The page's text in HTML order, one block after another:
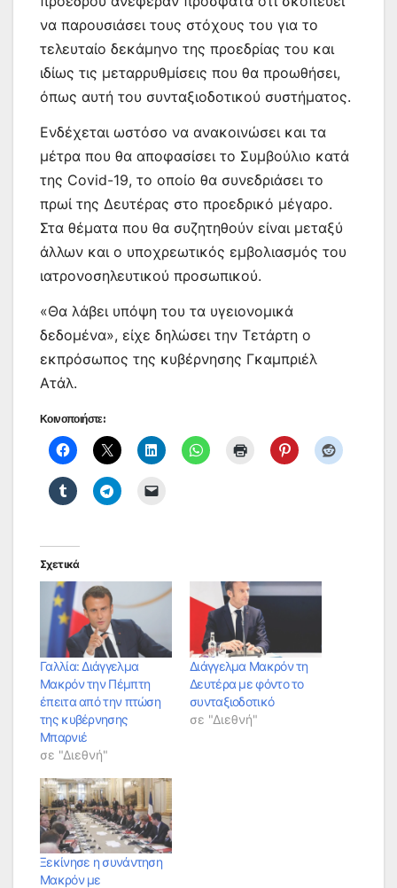
να παρουσιάσει τους στόχους του για το
τελευταίο δεκάμηνο της προεδρίας του και
ιδίως τις μεταρρυθμίσεις που θα προωθήσει,
όπως αυτή του συνταξιοδοτικού συστήματος.
Ενδέχεται ωστόσο να ανακοινώσει και τα
μέτρα που θα αποφασίσει το Συμβούλιο κατά
της Covid-19, το οποίο θα συνεδριάσει το
πρωί της Δευτέρας στο προεδρικό μέγαρο.
Στα θέματα που θα συζητηθούν είναι μεταξύ
άλλων και ο υποχρεωτικός εμβολιασμός του
ιατρονοσηλευτικού προσωπικού.
«Θα λάβει υπόψη του τα υγειονομικά
δεδομένα», είχε δηλώσει την Τετάρτη ο
εκπρόσωπος της κυβέρνησης Γκαμπριέλ
Ατάλ.
Κοινοποιήστε:
Σχετικά
Γαλλία: Διάγγελμα
Μακρόν την Πέμπτη
έπειτα από την πτώση
της κυβέρνησης
Μπαρνιέ
σε "Διεθνή"
Διάγγελμα Μακρόν τη
Δευτέρα με φόντο το
συνταξιοδοτικό
σε "Διεθνή"
Ξεκίνησε η συνάντηση
Μακρόν με